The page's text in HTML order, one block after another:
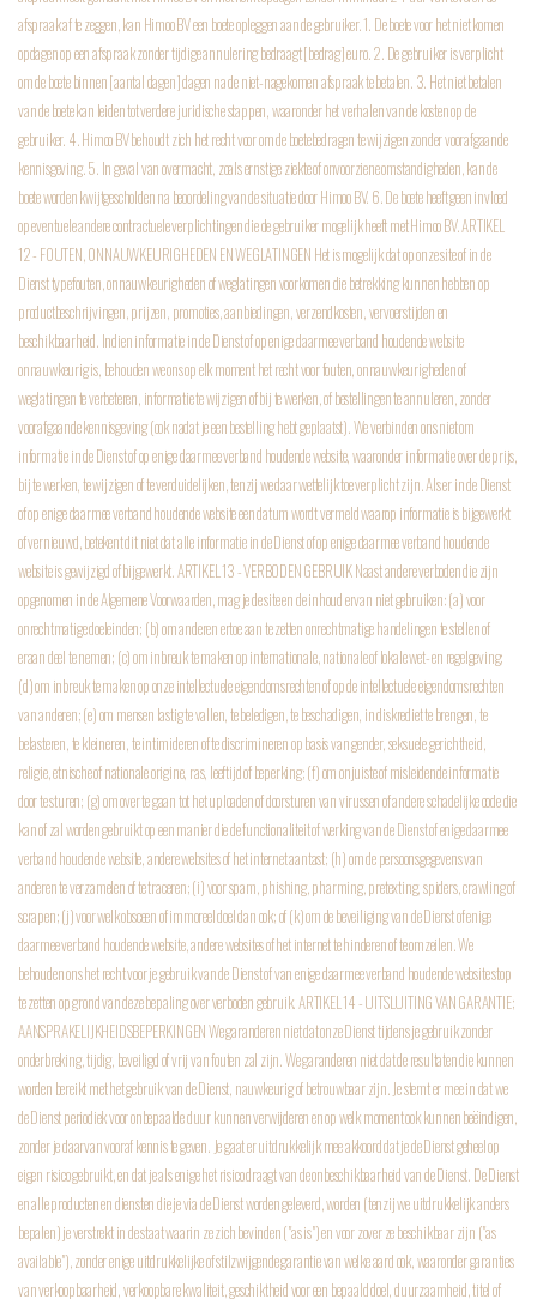
afspraak af te zeggen, kan Himoo BV een boete opleggen aan de gebruiker.1. De boete voor het niet komen
opdagen op een afspraak zonder tijdige annulering bedraagt [bedrag] euro.2. De gebruiker is verplicht
om de boete binnen [aantal dagen] dagen na de niet-nagekomen afspraak te betalen. 3. Het niet betalen
van de boete kan leiden tot verdere juridische stappen, waaronder het verhalen van de kosten op de
gebruiker. 4. Himoo BV behoudt zich het recht voor om de boetebedragen te wijzigen zonder voorafgaande
kennisgeving.5. In geval van overmacht, zoals ernstige ziekte of onvoorziene omstandigheden, kan de
boete worden kwijtgescholden na beoordeling van de situatie door Himoo BV. 6. De boete heeft geen invloed
op eventuele andere contractuele verplichtingen die de gebruiker mogelijk heeft met Himoo BV.ARTIKEL
12 - FOUTEN, ONNAUWKEURIGHEDEN EN WEGLATINGEN Het is mogelijk dat op onze site of in de
Dienst typefouten, onnauwkeurigheden of weglatingen voorkomen die betrekking kunnen hebben op
productbeschrijvingen, prijzen, promoties, aanbiedingen, verzendkosten, vervoerstijden en
beschikbaarheid. Indien informatie in de Dienst of op enige daarmee verband houdende website
onnauwkeurig is, behouden we ons op elk moment het recht voor fouten, onnauwkeurigheden of
weglatingen te verbeteren, informatie te wijzigen of bij te werken, of bestellingen te annuleren, zonder
voorafgaande kennisgeving (ook nadat je een bestelling hebt geplaatst). We verbinden ons niet om
informatie in de Dienst of op enige daarmee verband houdende website, waaronder informatie over de prijs,
bij te werken, te wijzigen of te verduidelijken, tenzij we daar wettelijk toe verplicht zijn. Als er in de Dienst
of op enige daarmee verband houdende website een datum wordt vermeld waarop informatie is bijgewerkt
of vernieuwd, betekent dit niet dat alle informatie in de Dienst of op enige daarmee verband houdende
website is gewijzigd of bijgewerkt.ARTIKEL 13 - VERBODEN GEBRUIKNaast andere verboden die zijn
opgenomen in de Algemene Voorwaarden, mag je de site en de inhoud ervan niet gebruiken:(a) voor
onrechtmatige doeleinden; (b) om anderen ertoe aan te zetten onrechtmatige handelingen te stellen of
eraan deel te nemen; (c) om inbreuk te maken op internationale, nationale of lokale wet- en regelgeving;
(d) om inbreuk te maken op onze intellectuele eigendomsrechten of op de intellectuele eigendomsrechten
van anderen; (e) om mensen lastig te vallen, te beledigen, te beschadigen, in diskrediet te brengen, te
belasteren, te kleineren, te intimideren of te discrimineren op basis van gender, seksuele gerichtheid,
religie, etnische of nationale origine, ras, leeftijd of beperking; (f) om onjuiste of misleidende informatie
door te sturen; (g) om over te gaan tot het uploaden of doorsturen van virussen of andere schadelijke code die
kan of zal worden gebruikt op een manier die de functionaliteit of werking van de Dienst of enige daarmee
verband houdende website, andere websites of het internet aantast; (h) om de persoonsgegevens van
anderen te verzamelen of te traceren; (i) voor spam, phishing, pharming, pretexting, spiders, crawling of
scrapen; (j) voor welk obsceen of immoreel doel dan ook; of (k) om de beveiliging van de Dienst of enige
daarmee verband houdende website, andere websites of het internet te hinderen of te omzeilen. We
behouden ons het recht voor je gebruik van de Dienst of van enige daarmee verband houdende website stop
te zetten op grond van deze bepaling over verboden gebruik.ARTIKEL 14 - UITSLUITING VAN GARANTIE;
AANSPRAKELIJKHEIDSBEPERKINGENWe garanderen niet dat onze Dienst tijdens je gebruik zonder
onderbreking, tijdig, beveiligd of vrij van fouten zal zijn. We garanderen niet dat de resultaten die kunnen
worden bereikt met het gebruik van de Dienst, nauwkeurig of betrouwbaar zijn. Je stemt er mee in dat we
de Dienst periodiek voor onbepaalde duur kunnen verwijderen en op welk moment ook kunnen beëindigen,
zonder je daarvan vooraf kennis te geven. Je gaat er uitdrukkelijk mee akkoord dat je de Dienst geheel op
eigen risico gebruikt, en dat je als enige het risico draagt van de onbeschikbaarheid van de Dienst. De Dienst
en alle producten en diensten die je via de Dienst worden geleverd, worden (tenzij we uitdrukkelijk anders
bepalen) je verstrekt in de staat waarin ze zich bevinden ("as is") en voor zover ze beschikbaar zijn ("as
available"), zonder enige uitdrukkelijke of stilzwijgende garantie van welke aard ook, waaronder garanties
van verkoopbaarheid, verkoopbare kwaliteit, geschiktheid voor een bepaald doel, duurzaamheid, titel of